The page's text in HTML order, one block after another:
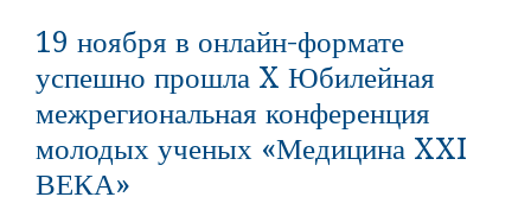
19 ноября в онлайн-формате
успешно прошла X Юбилейная
межрегиональная конференция
молодых ученых «Медицина XXI
ВЕКА»